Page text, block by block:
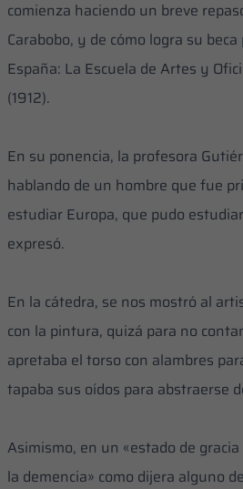
comienza haciendo un breve
Carabobo, y de cómo logra su
España: La Escuela de Artes y
(1912).
‎En su ponencia, la profesora
hablando de un hombre que fue
estudiar Europa, que pudo
expresó.
‎En la cátedra, se nos mostró al
con la pintura, quizá para no
apretaba el torso con alambres
tapaba sus oídos para abstraerse
‎Asimismo, en un «estado de
la demencia» como dijera alguno